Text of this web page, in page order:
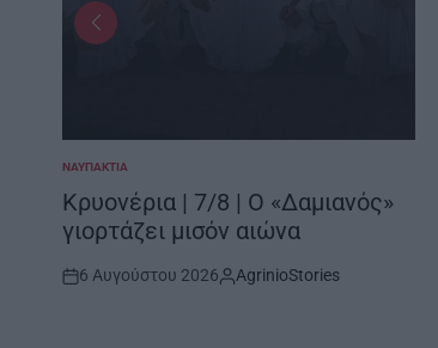
POSTED
IN
ΝΑΥΠΑΚΤΊΑ
Κρυονέρια | 7/8 | Ο «Δαμιανός»
γιορτάζει μισόν αιώνα
Post
6 Αυγούστου 2026
By:
AgrinioStories